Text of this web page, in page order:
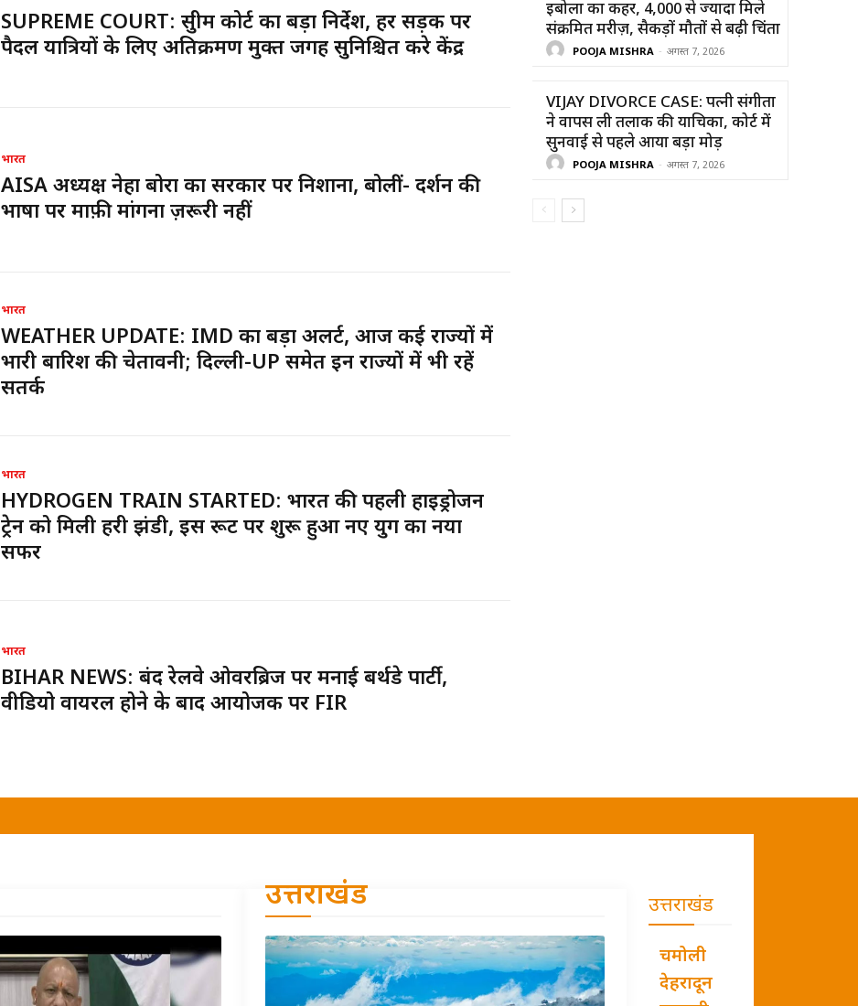
SUPREME COURT: सुप्रीम कोर्ट का बड़ा निर्देश, हर सड़क पर
पैदल यात्रियों के लिए अतिक्रमण मुक्त जगह सुनिश्चित करे केंद्र
भारत
AISA अध्यक्ष नेहा बोरा का सरकार पर निशाना, बोलीं- प्रदर्शन की
भाषा पर माफ़ी मांगना ज़रूरी नहीं
भारत
WEATHER UPDATE: IMD का बड़ा अलर्ट, आज कई राज्यों में
भारी बारिश की चेतावनी; दिल्ली-UP समेत इन राज्यों में भी रहें
सतर्क
भारत
HYDROGEN TRAIN STARTED: भारत की पहली हाइड्रोजन
ट्रेन को मिली हरी झंडी, इस रूट पर शुरू हुआ नए युग का नया
सफर
भारत
BIHAR NEWS: बंद रेलवे ओवरब्रिज पर मनाई बर्थडे पार्टी,
वीडियो वायरल होने के बाद आयोजक पर FIR
इबोला का कहर, 4,000 से ज्यादा मिले
संक्रमित मरीज़, सैकड़ों मौतों से बढ़ी चिंता
POOJA MISHRA - अगस्त 7, 2026
VIJAY DIVORCE CASE: पत्नी संगीता
ने वापस ली तलाक की याचिका, कोर्ट में
सुनवाई से पहले आया बड़ा मोड़
POOJA MISHRA - अगस्त 7, 2026
उत्तराखंड उत्तराखंड
चमोली
देहरादून